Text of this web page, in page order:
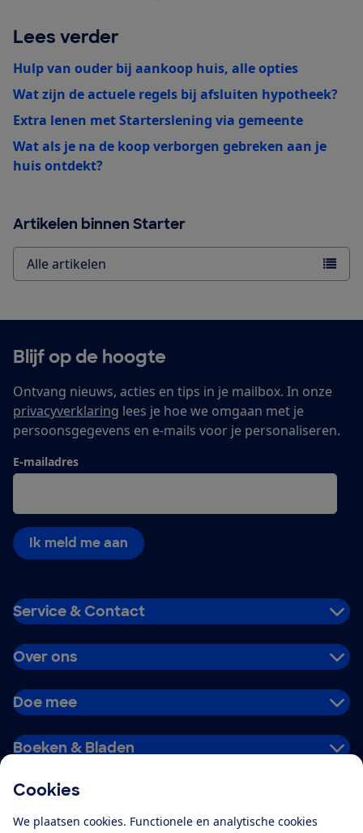
Cookies
We plaatsen cookies. Functionele en analytische cookies
Lees verder
Hulp van ouder bij aankoop huis, alle opties
Wat zijn de actuele regels bij afsluiten hypotheek?
Extra lenen met Starterslening via gemeente
Wat als je na de koop verborgen gebreken aan je
huis ontdekt?
Artikelen binnen Starter
Alle artikelen
Blijf op de hoogte
Ontvang nieuws, acties en tips in je mailbox. In onze
privacyverklaring lees je hoe we omgaan met je
persoonsgegevens en e-mails voor je personaliseren.
E-mailadres
Ik meld me aan
Service & Contact
Over ons
Doe mee
Boeken & Bladen